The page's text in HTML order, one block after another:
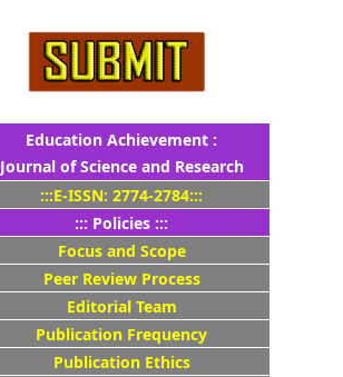
Education Achievement :
Journal of Science and Research
:::E-ISSN: 2774-2784:::
::: Policies :::
Focus and Scope
Peer Review Process
Editorial Team
Publication Frequency
Publication Ethics